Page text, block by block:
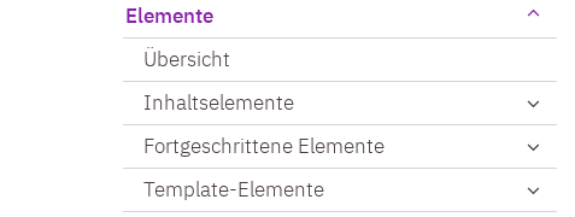
Elemente
Übersicht
Inhaltselemente
Fortgeschrittene Elemente
Template-Elemente